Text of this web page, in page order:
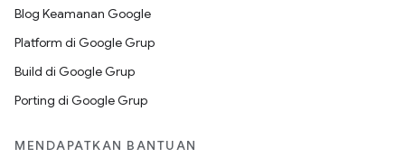
Blog Keamanan Google
Platform di Google Grup
Build di Google Grup
Porting di Google Grup
MENDAPATKAN BANTUAN